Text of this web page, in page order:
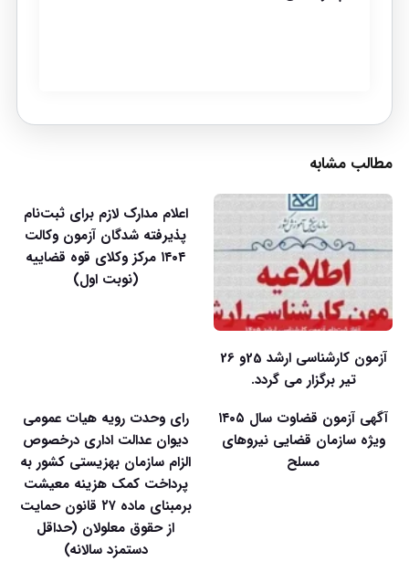
مطالب مشابه
آزمون کارشناسی ارشد 25و 26
تیر برگزار می گردد.
اعلام مدارک لازم برای ثبت‌نام
پذیرفته شدگان آزمون وکالت
۱۴۰۴ مرکز وکلای قوه قضاییه
(نوبت اول)
آگهی آزمون قضاوت سال ۱۴۰۵
ویژه سازمان قضایی نیروهای
مسلح
رای وحدت رویه هیات عمومی
دیوان عدالت اداری درخصوص
الزام سازمان بهزیستی کشور به
پرداخت کمک هزینه معیشت
برمبنای ماده ۲۷ قانون حمایت
از حقوق معلولان (حداقل
دستمزد سالانه)